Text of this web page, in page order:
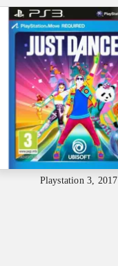
Playstation 3, 2017